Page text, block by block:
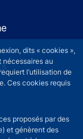
dits « cookies »,
nécessaires au
l’utilisation de
Ces cookies requis
proposés par des
et génèrent des